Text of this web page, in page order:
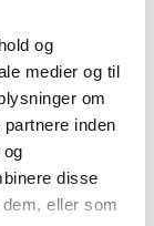
og
medier og til
om
inden
disse
eller som